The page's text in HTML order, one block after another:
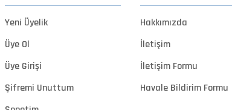
Gönder
Yeni Üyelik
Üye Ol
Üye Girişi
Şifremi Unuttum
Hakkımızda
İletişim
İletişim Formu
Havale Bildirim Formu